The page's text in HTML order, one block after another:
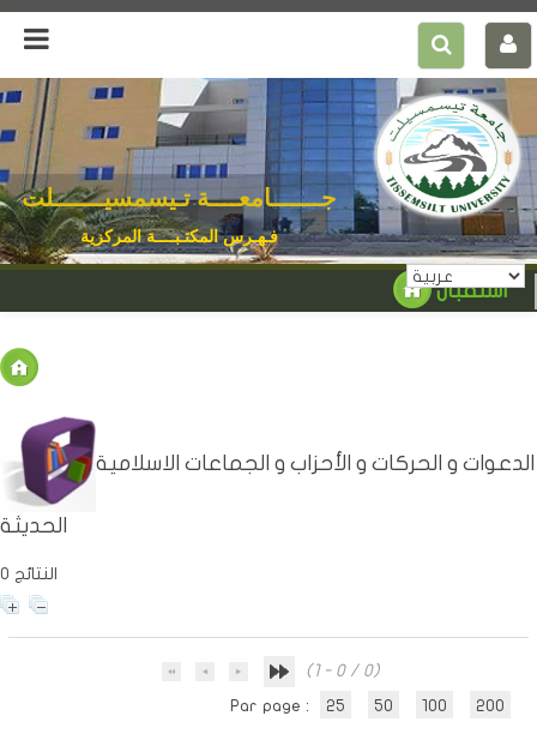
جـــــــامعــــة تـيسمسيـــــــلت
فـهـرس المكتـبــــة المركزية
استقبال
الدعوات و الحركات و الأحزاب و الجماعات الاسلامية
الحديثة
0 النتائج
(1 - 0 / 0)
Par page :
25 50 100 200